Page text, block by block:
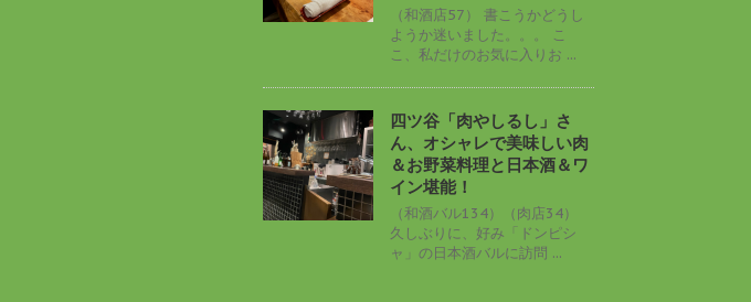
（和酒店57） 書こうかどうし
ようか迷いました。。。 こ
こ、私だけのお気に入りお ...
四ツ谷「肉やしるし」さ
ん、オシャレで美味しい肉
＆お野菜料理と日本酒＆ワ
イン堪能！
（和酒バル134）（肉店34）
久しぶりに、好み「ドンピシ
ャ」の日本酒バルに訪問 ...